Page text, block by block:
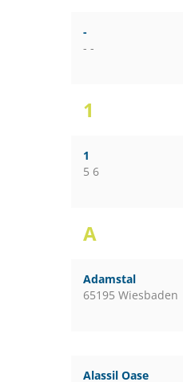
-
- -
1
1
5 6
A
Adamstal
65195 Wiesbaden
Alassil Oase